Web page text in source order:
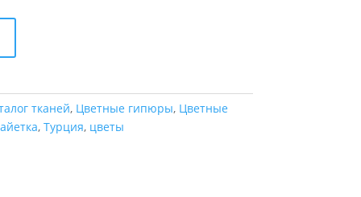
тканей, Цветные гипюры, Цветные
, Турция, цветы